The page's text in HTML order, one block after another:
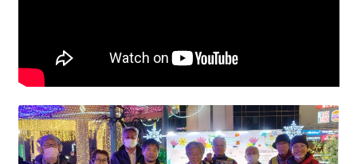
さき集会
2023.6.25（日）映画「原発をとめた裁判長 そして
原発をとめる農家たち」上映会を開催